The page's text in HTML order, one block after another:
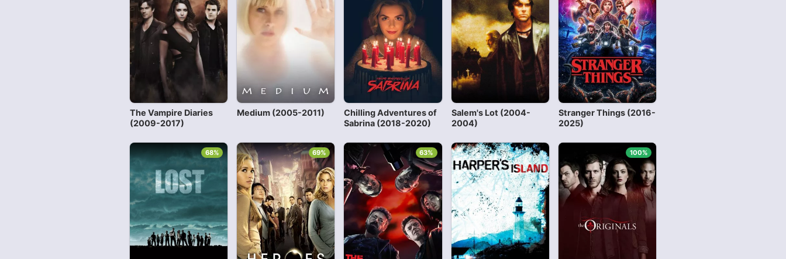
The Vampire Diaries
(2009-2017)
Medium (2005-2011)
Chilling Adventures of
Sabrina (2018-2020)
Salem's Lot (2004-
2004)
Stranger Things (2016-
2025)
68% 69% 63% 100%